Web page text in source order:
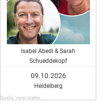
Isabel Abedi & Sarah
Schueddekopf
09.10.2026
Heidelberg
Quelle: Veranstalter